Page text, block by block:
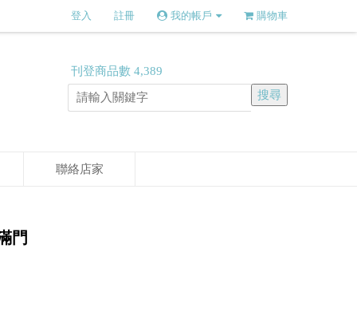
登入 註冊 我的帳戶 購物車
刊登商品數 4,389
聯絡店家
門